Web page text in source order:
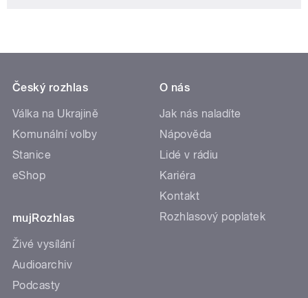
Český rozhlas
Válka na Ukrajině
Komunální volby
Stanice
eShop
mujRozhlas
Živé vysílání
Audioarchiv
Podcasty
O nás
Jak nás naladíte
Nápověda
Lidé v rádiu
Kariéra
Kontakt
Rozhlasový poplatek